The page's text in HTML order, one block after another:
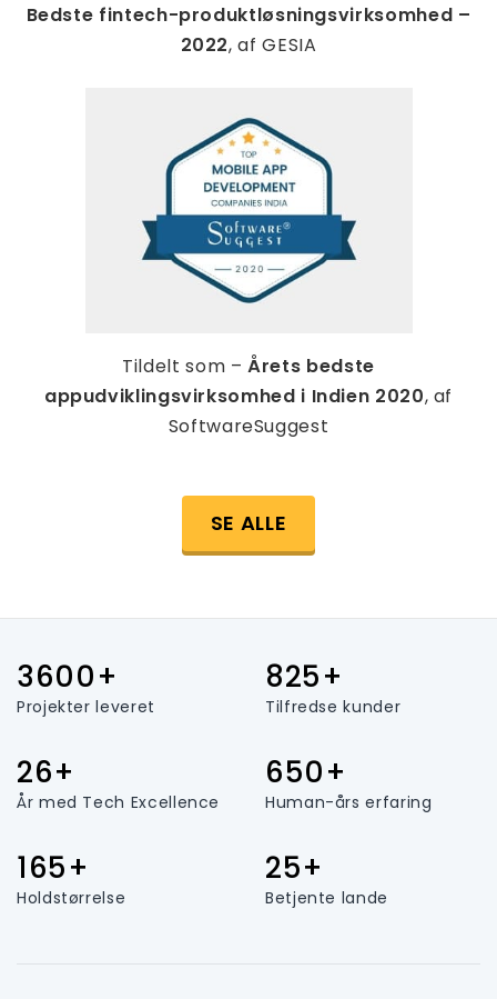
Bedste fintech-produktløsningsvirksomhed –
2022, af GESIA
Tildelt som –Årets bedste
appudviklingsvirksomhed i Indien 2020, af
SoftwareSuggest
SE ALLE
3600+
Projekter leveret
825+
Tilfredse kunder
26+
År med Tech Excellence
650+
Human-års erfaring
165+
Holdstørrelse
25+
Betjente lande